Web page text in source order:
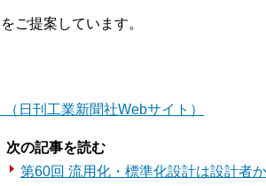
ご提案しています。
日刊工業新聞社Webサイト）
次の記事を読む
第60回 流用化・標準化設計は設計者